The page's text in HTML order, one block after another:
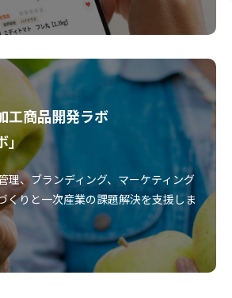
工商品開発ラボ
」
理、ブランディング、マーケティング
くりと一次産業の課題解決を支援しま